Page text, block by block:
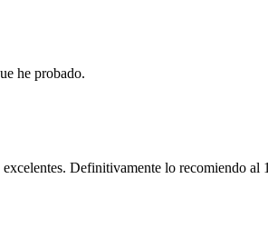
he probado.
Definitivamente lo recomiendo